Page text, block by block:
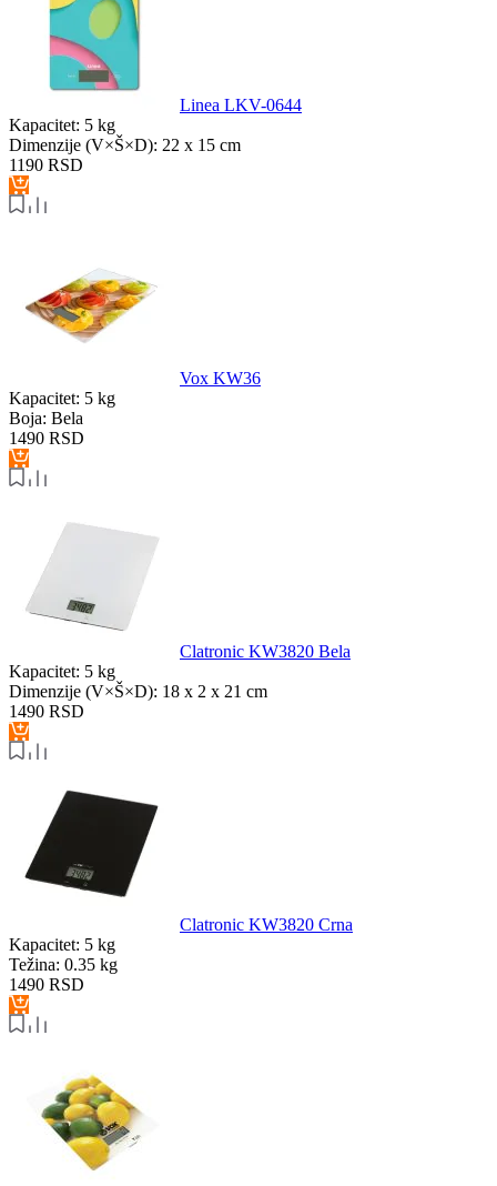
Linea LKV-0644
Kapacitet: 5 kg
Dimenzije (V×Š×D): 22 x 15 cm
1190 RSD
Vox KW36
Kapacitet: 5 kg
Boja: Bela
1490 RSD
Clatronic KW3820 Bela
Kapacitet: 5 kg
Dimenzije (V×Š×D): 18 x 2 x 21 cm
1490 RSD
Clatronic KW3820 Crna
Kapacitet: 5 kg
Težina: 0.35 kg
1490 RSD